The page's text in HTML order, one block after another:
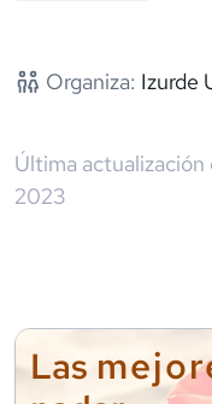
Organiza: Izurde
Última actualización
2023
Las